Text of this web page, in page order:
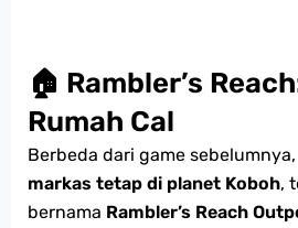
🏠 Rambler’s
Rumah Cal
Berbeda dari game
markas tetap di planet Koboh,
bernama Rambler’s Reach